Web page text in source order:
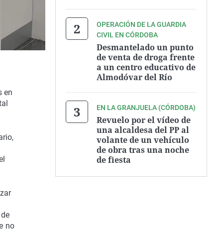
en
no
OPERACIÓN DE LA GUARDIA
CIVIL EN CÓRDOBA
Desmantelado un punto
de venta de droga frente
a un centro educativo de
Almodóvar del Río
EN LA GRANJUELA (CÓRDOBA)
Revuelo por el vídeo de
una alcaldesa del PP al
volante de un vehículo
de obra tras una noche
de fiesta